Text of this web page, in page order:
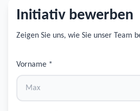
Initiativ bewerben
Zeigen Sie uns, wie Sie unser Team
Vorname *